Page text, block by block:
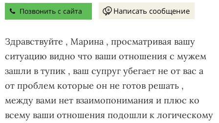
Позвонить с сайта Написать сообщение
Здравствуйте , Марина , просматривая вашу
ситуацию видно что ваши отношения с мужем
зашли в тупик , ваш супруг убегает не от вас а
от проблем которые он не готов решать ,
между вами нет взаимопонимания и плюс ко
всему ваши отношения подошли к логическому